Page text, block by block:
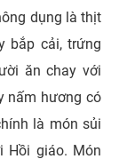
dụng là thịt
bắp cải, trứng
ăn chay với
nấm hương có
là món sủi
Hồi giáo. Món